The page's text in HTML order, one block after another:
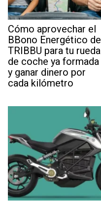
Cómo aprovechar el
BBono Energético de
TRIBBU para tu rueda
de coche ya formada
y ganar dinero por
cada kilómetro